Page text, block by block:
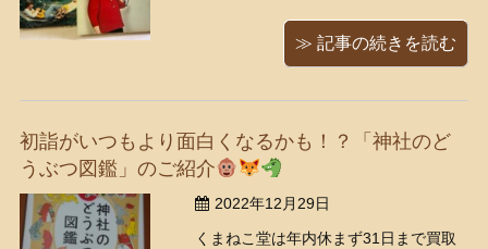
んの作品についてでした。 高校三年生
のセンター試験直前、もう勉強しても
処女作を渡してきた友 ...
≫ 記事の続きを読む
初詣がいつもより面白くなるかも！？「神社のど
うぶつ図鑑」のご紹介
2022年12月29日
くまねこ堂は年内休まず31日まで買取